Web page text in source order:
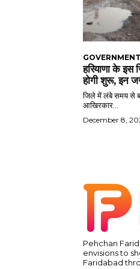
GOVERNMENT
हरियाणा के इस
होगी शुरू, इन
जिले में लंबे समय से
आखिरकार...
December 8,
Pehchan
envisions to
Faridabad